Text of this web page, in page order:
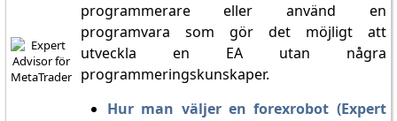
programmerare eller använd en
programvara som gör det möjligt att
utveckla en EA utan några
programmeringskunskaper.
Hur man väljer en forexrobot (Expert